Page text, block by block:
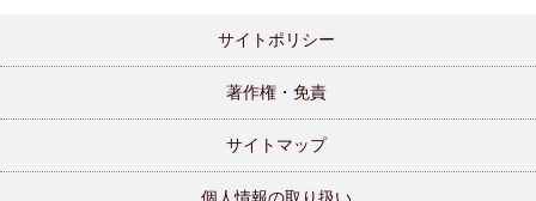
サイトポリシー
著作権・免責
サイトマップ